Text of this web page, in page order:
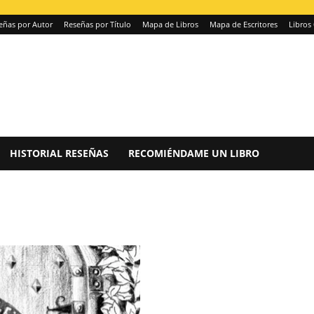
por Autor Reseñas por Título Mapa de Libros Mapa de Escritores Libros
HISTORIAL RESEÑAS RECOMIÉNDAME UN LIBRO